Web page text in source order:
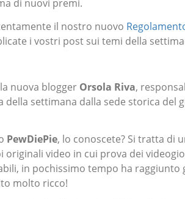
di nuovi premi.
il nostro nuovo
i vostri post sui temi della
la nuova blogger Orsola Riva,
della settimana dalla sede storica del
PewDiePie, lo conoscete? Si tratta di
originali video in cui prova dei
in pochissimo tempo ha raggiunto
molto ricco!